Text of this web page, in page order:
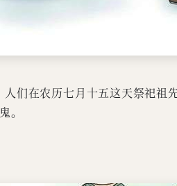
们在农历七月十五这天祭祀祖
。